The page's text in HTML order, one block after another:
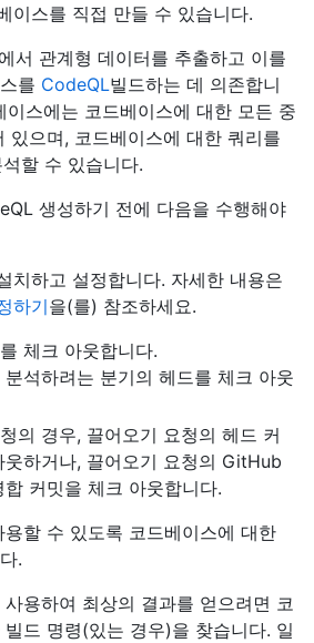
이스를 직접 만들 수 있습니다.
서 관계형 데이터를 추출하고 이를
를 CodeQL빌드하는 데 의존합니
스에는 코드베이스에 대한 모든 중
있으며, 코드베이스에 대한 쿼리를
할 수 있습니다.
생성하기 전에 다음을 수행해야
치하고 설정합니다. 자세한 내용은
하기을(를) 참조하세요.
체크 아웃합니다.
분석하려는 분기의 헤드를 체크 아웃
의 경우, 끌어오기 요청의 헤드 커
웃하거나, 끌어오기 요청의 GitHub
커밋을 체크 아웃합니다.
할 수 있도록 코드베이스에 대한
.
용하여 최상의 결과를 얻으려면 코
드 명령(있는 경우)을 찾습니다. 일